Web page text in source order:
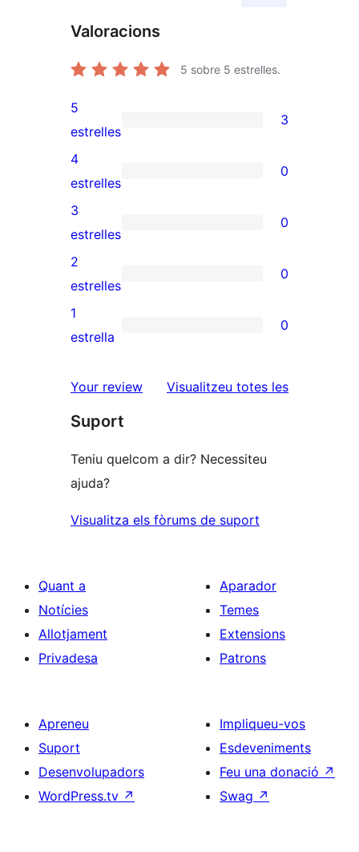
Valoracions
5 sobre 5 estrelles.
3
valoracions
de
5
estrelles
5
estrelles
3
0
valoracions
de
4
estrelles
4
estrelles
0
0
valoracions
de
3
estrelles
3
estrelles
0
0
valoracions
de
estrelles
2
estrelles
0
0
de
estrelles
1
estrella
0
Your review Visualitzeu totes lesressenyes
Suport
Teniu quelcom a dir? Necessiteu
ajuda?
Visualitza els fòrums de suport
Quant a
Notícies
Allotjament
Privadesa
Aparador
Temes
Extensions
Patrons
Apreneu
Suport
Desenvolupadors
WordPress.tv ↗
Impliqueu-vos
Esdeveniments
Feu una donació ↗
Swag ↗